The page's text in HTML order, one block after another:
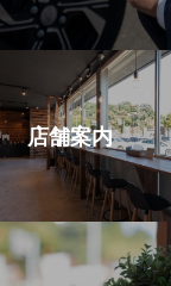
店舗案内